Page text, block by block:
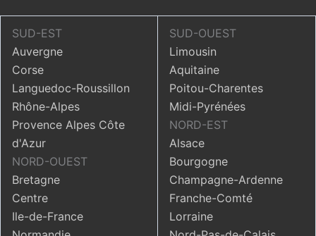
SUD-EST
Auvergne
Corse
Languedoc-Roussillon
Rhône-Alpes
Provence Alpes Côte
d'Azur
NORD-OUEST
Bretagne
Centre
Ile-de-France
SUD-OUEST
Limousin
Aquitaine
Poitou-Charentes
Midi-Pyrénées
NORD-EST
Alsace
Bourgogne
Champagne-Ardenne
Franche-Comté
Lorraine